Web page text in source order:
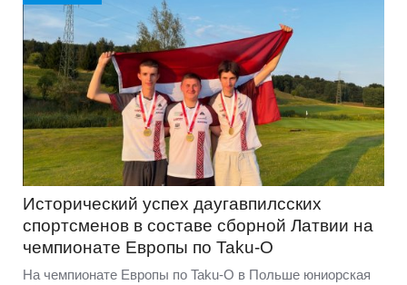
Исторический успех даугавпилсских
спортсменов в составе сборной Латвии на
чемпионате Европы по Taku-O
На чемпионате Европы по Taku-O в Польше юниорская